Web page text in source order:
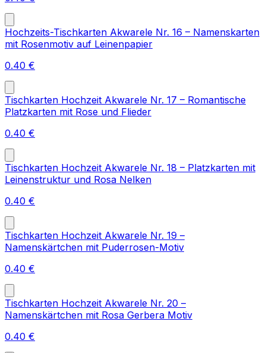
Hochzeits-Tischkarten Akwarele Nr. 16 – Namenskarten
mit Rosenmotiv auf Leinenpapier
0.40 €
Tischkarten Hochzeit Akwarele Nr. 17 – Romantische
Platzkarten mit Rose und Flieder
0.40 €
Tischkarten Hochzeit Akwarele Nr. 18 – Platzkarten mit
Leinenstruktur und Rosa Nelken
0.40 €
Tischkarten Hochzeit Akwarele Nr. 19 –
Namenskärtchen mit Puderrosen-Motiv
0.40 €
Tischkarten Hochzeit Akwarele Nr. 20 –
Namenskärtchen mit Rosa Gerbera Motiv
0.40 €